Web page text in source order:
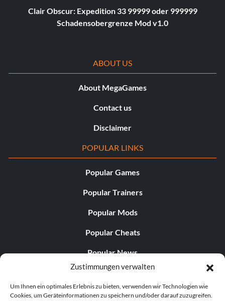
Zustimmungen verwalten
Um Ihnen ein optimales Erlebnis zu bieten, verwenden wir Technologien wie
Cookies, um Geräteinformationen zu speichern und/oder darauf zuzugreifen.
Clair Obscur: Expedition 33 99999 oder 999999
Schadensobergrenze Mod v1.0
ABOUT US
About MegaGames
Contact us
Disclaimer
POPULAR LINKS
Popular Games
Popular Trainers
Popular Mods
Popular Cheats
Popular News
Popular Editorials
Popular Free Games